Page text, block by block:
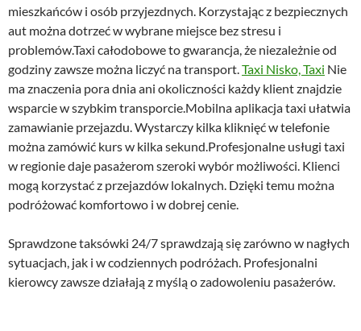
mieszkańców i osób przyjezdnych. Korzystając z bezpiecznych
aut można dotrzeć w wybrane miejsce bez stresu i
problemów.Taxi całodobowe to gwarancja, że niezależnie od
godziny zawsze można liczyć na transport.Taxi Nisko, Taxi Nie
ma znaczenia pora dnia ani okoliczności każdy klient znajdzie
wsparcie w szybkim transporcie.Mobilna aplikacja taxi ułatwia
zamawianie przejazdu. Wystarczy kilka kliknięć w telefonie
można zamówić kurs w kilka sekund.Profesjonalne usługi taxi
w regionie daje pasażerom szeroki wybór możliwości. Klienci
mogą korzystać z przejazdów lokalnych. Dzięki temu można
podróżować komfortowo i w dobrej cenie.
Sprawdzone taksówki 24/7 sprawdzają się zarówno w nagłych
sytuacjach, jak i w codziennych podróżach. Profesjonalni
kierowcy zawsze działają z myślą o zadowoleniu pasażerów.